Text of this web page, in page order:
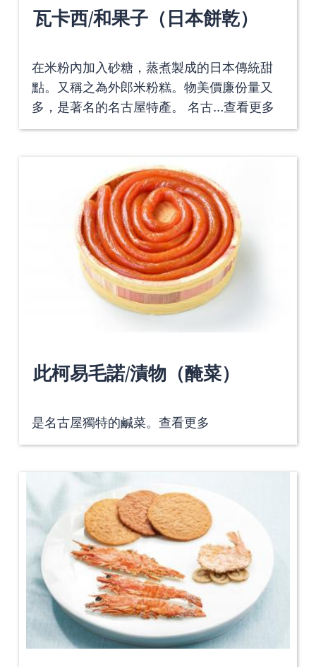
瓦卡西/和果子（日本餅乾）
在米粉內加入砂糖，蒸煮製成的日本傳統甜
點。又稱之為外郎米粉糕。物美價廉份量又
多，是著名的名古屋特產。 名古…查看更多
此柯易毛諾/漬物（醃菜）
是名古屋獨特的鹹菜。 查看更多